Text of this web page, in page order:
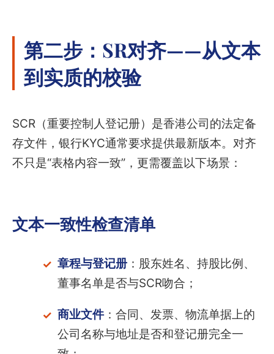
第二步：SR对齐——从文本
到实质的校验
SCR（重要控制人登记册）是香港公司的法定备
存文件，银行KYC通常要求提供最新版本。对齐
不只是“表格内容一致”，更需覆盖以下场景：
文本一致性检查清单
章程与登记册：股东姓名、持股比例、
董事名单是否与SCR吻合；
商业文件：合同、发票、物流单据上的
公司名称与地址是否和登记册完全一